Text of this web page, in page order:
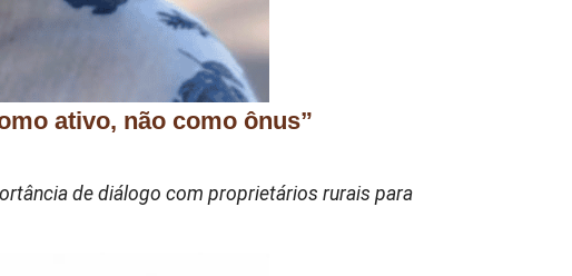
ativo, não como ônus”
de diálogo com proprietários rurais para